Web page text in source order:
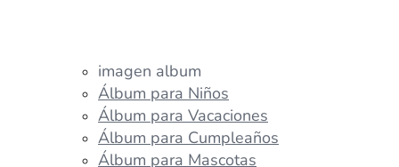
imagen album
Álbum para Niños
Álbum para Vacaciones
Álbum para Cumpleaños
Álbum para Mascotas